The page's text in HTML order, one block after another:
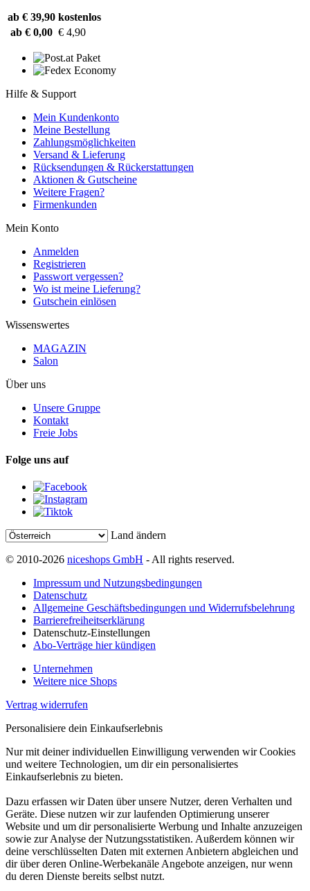
ab € 39,90 kostenlos
ab € 0,00 € 4,90
Hilfe & Support
Mein Kundenkonto
Meine Bestellung
Zahlungsmöglichkeiten
Versand & Lieferung
Rücksendungen & Rückerstattungen
Aktionen & Gutscheine
Weitere Fragen?
Firmenkunden
Mein Konto
Anmelden
Registrieren
Passwort vergessen?
Wo ist meine Lieferung?
Gutschein einlösen
Wissenswertes
MAGAZIN
Salon
Über uns
Unsere Gruppe
Kontakt
Freie Jobs
Folge uns auf
Land ändern
© 2010-2026 niceshops GmbH - All rights reserved.
Impressum und Nutzungsbedingungen
Datenschutz
Allgemeine Geschäftsbedingungen und Widerrufsbelehrung
Barrierefreiheitserklärung
Datenschutz-Einstellungen
Abo-Verträge hier kündigen
Unternehmen
Weitere nice Shops
Vertrag widerrufen
Personalisiere dein Einkaufserlebnis
Nur mit deiner individuellen Einwilligung verwenden wir Cookies
und weitere Technologien, um dir ein personalisiertes
Einkaufserlebnis zu bieten.
Dazu erfassen wir Daten über unsere Nutzer, deren Verhalten und
Geräte. Diese nutzen wir zur laufenden Optimierung unserer
Website und um dir personalisierte Werbung und Inhalte anzuzeigen
sowie zur Analyse der Nutzungsstatistiken. Außerdem können wir
deine verschlüsselten Daten mit externen Anbietern abgleichen und
dir über deren Online-Werbekanäle Angebote anzeigen, nur wenn
du deren Dienste bereits selbst nutzt.